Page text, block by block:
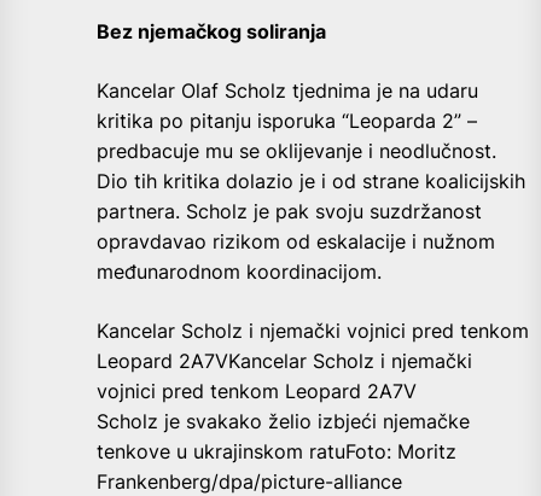
Bez njemačkog soliranja
Kancelar Olaf Scholz tjednima je na udaru
kritika po pitanju isporuka “Leoparda 2” –
predbacuje mu se oklijevanje i neodlučnost.
Dio tih kritika dolazio je i od strane koalicijskih
partnera. Scholz je pak svoju suzdržanost
opravdavao rizikom od eskalacije i nužnom
međunarodnom koordinacijom.
Kancelar Scholz i njemački vojnici pred tenkom
Leopard 2A7VKancelar Scholz i njemački
vojnici pred tenkom Leopard 2A7V
Scholz je svakako želio izbjeći njemačke
tenkove u ukrajinskom ratuFoto: Moritz
Frankenberg/dpa/picture-alliance